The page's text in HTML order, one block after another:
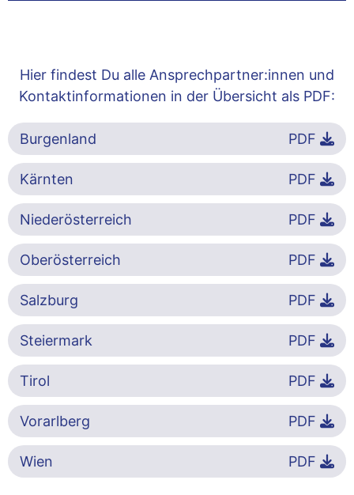
Hier findest Du alle Ansprechpartner:innen und
Kontaktinformationen in der Übersicht als PDF:
Burgenland PDF
Kärnten PDF
Niederösterreich PDF
Oberösterreich PDF
Salzburg PDF
Steiermark PDF
Tirol PDF
Vorarlberg PDF
Wien PDF